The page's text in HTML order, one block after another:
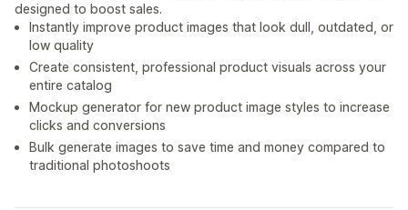
designed to boost sales.
Instantly improve product images that look dull, outdated, or
low quality
Create consistent, professional product visuals across your
entire catalog
Mockup generator for new product image styles to increase
clicks and conversions
Bulk generate images to save time and money compared to
traditional photoshoots